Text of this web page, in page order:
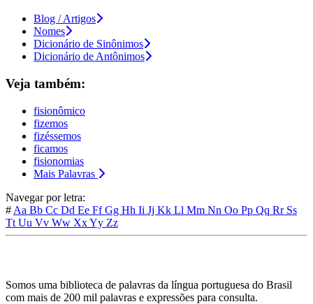
Blog / Artigos
Nomes
Dicionário de Sinônimos
Dicionário de Antônimos
Veja também:
fisionômico
fizemos
fizéssemos
ficamos
fisionomias
Mais Palavras
Navegar por letra:
# Aa Bb Cc Dd Ee FfGg Hh Ii Jj Kk Ll Mm Nn Oo Pp Qq Rr Ss
Tt Uu Vv Ww XxYy Zz
Somos uma biblioteca de palavras da língua portuguesa do Brasil
com mais de 200 mil palavras e expressões para consulta.